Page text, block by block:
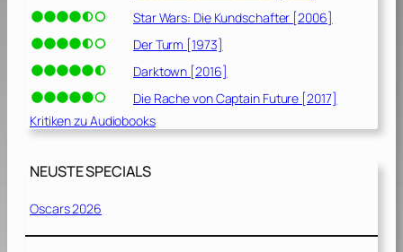
Star Wars: Die Kundschafter [2006]
Der Turm [1973]
Darktown [2016]
Die Rache von Captain Future [2017]
Kritiken zu Audiobooks
NEUSTE SPECIALS
Oscars 2026